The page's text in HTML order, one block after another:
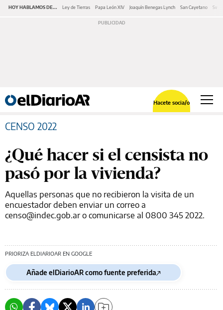
HOY HABLAMOS DE... Ley de Tierras Papa León XIV Joaquín Benegas Lynch San Cayetano
Hacete socia/o
CENSO 2022
¿Qué hacer si el censista no
pasó por la vivienda?
Aquellas personas que no recibieron la visita de un
encuestador deben enviar un correo a
censo@indec.gob.ar o comunicarse al 0800 345 2022.
PRIORIZA ELDIARIOAR EN GOOGLE
Añade elDiarioAR como fuente preferida